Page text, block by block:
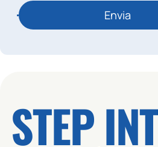
Envia
STEP